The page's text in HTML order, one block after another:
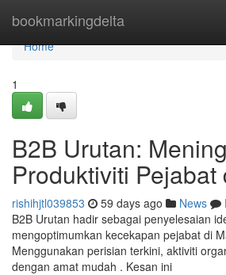
bookmarkingdelta
Home
Home
1
B2B Urutan:
Produktiviti Pejabat
rishihjtl039853 59 days ago News
B2B Urutan hadir sebagai penyelesaian
mengoptimumkan kecekapan pejabat di
Menggunakan perisian terkini, aktiviti
dengan amat mudah . Kesan ini